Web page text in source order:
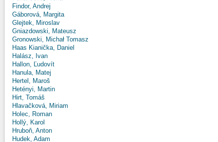
Findor, Andrej
Gáborová, Margita
Glejtek, Miroslav
Gniazdowski, Mateusz
Gronowski, Michał Tomasz
Haas Kianička, Daniel
Halász, Ivan
Hallon, Ľudovít
Hanula, Matej
Hertel, Maroš
Hetényi, Martin
Hirt, Tomáš
Hlavačková, Miriam
Holec, Roman
Hollý, Karol
Hruboň, Anton
Hudek, Adam